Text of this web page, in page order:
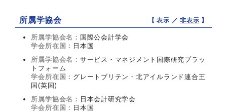
所属学協会 【 表示 ／非表示 】
所属学協会名： 国際公会計学会
学会所在国： 日本国
所属学協会名： サービス・マネジメント国際研究プラッ
トフォーム
学会所在国： グレートブリテン・北アイルランド連合王
国(英国)
所属学協会名： 日本会計研究学会
学会所在国： 日本国